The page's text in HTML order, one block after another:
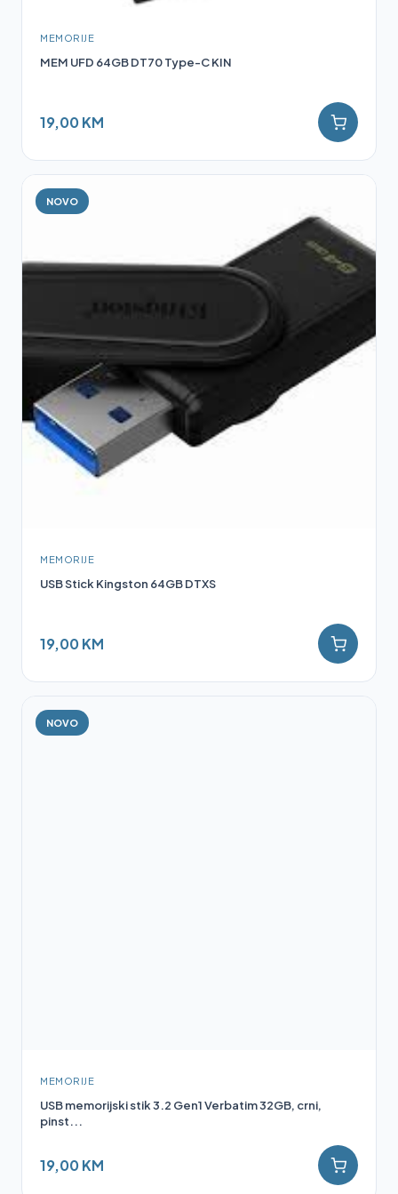
MEMORIJE
MEM UFD 64GB DT70 Type-C KIN
19,00 KM
NOVO
MEMORIJE
USB Stick Kingston 64GB DTXS
19,00 KM
NOVO
MEMORIJE
USB memorijski stik 3.2 Gen1 Verbatim 32GB, crni,
pinst...
19,00 KM